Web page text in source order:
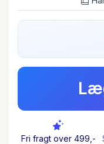
Fri fragt over 499,-